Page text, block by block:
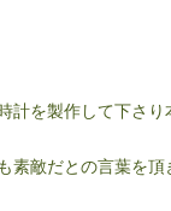
計を製作して下さ
素敵だとの言葉を